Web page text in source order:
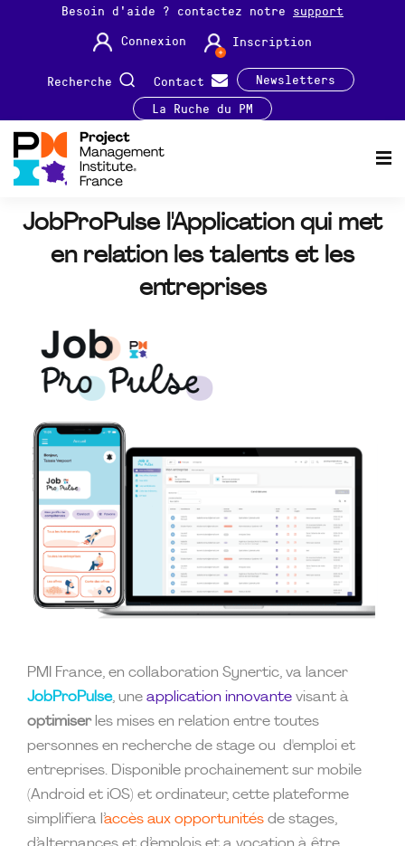
Besoin d'aide ? contactez notre support
Connexion
Inscription
Recherche Contact
Newsletters
La Ruche du PM
JobProPulse l'Application qui met
en relation les talents et les
entreprises
PMI France, en collaboration Synertic, va lancer
JobProPulse, une application innovante visant à
optimiser les mises en relation entre toutes
personnes en recherche de stage ou d'emploi et
entreprises. Disponible prochainement sur mobile
(Android et iOS) et ordinateur, cette plateforme
simplifiera l’accès aux opportunités de stages,